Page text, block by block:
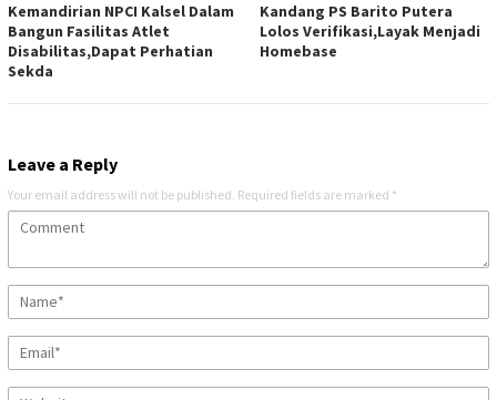
Kemandirian NPCI Kalsel Dalam
Bangun Fasilitas Atlet
Disabilitas,Dapat Perhatian
Sekda
Kandang PS Barito Putera
Lolos Verifikasi,Layak Menjadi
Homebase
Leave a Reply
Your email address will not be published. Required fields are marked *